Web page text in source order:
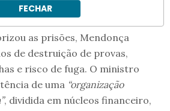
as prisões, Mendonça
de destruição de provas,
e risco de fuga. O ministro
de uma “organização
, dividida em núcleos financeiro,
FECHAR